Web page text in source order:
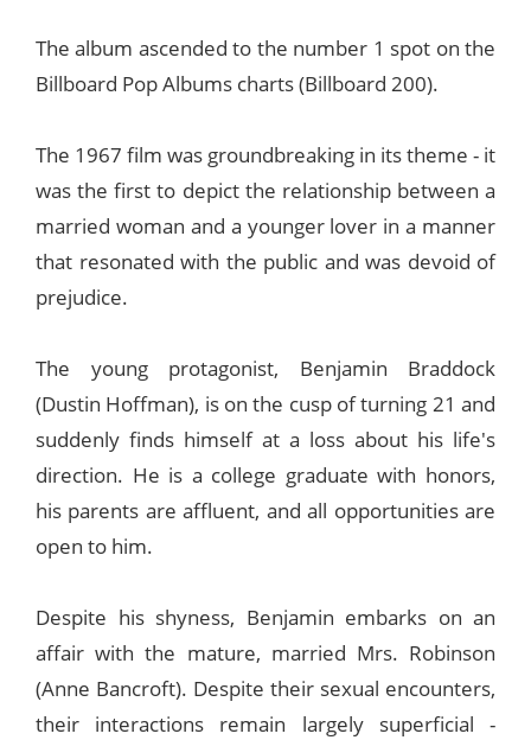
The album ascended to the number 1 spot on the
Billboard Pop Albums charts (Billboard 200).
The 1967 film was groundbreaking in its theme - it
was the first to depict the relationship between a
married woman and a younger lover in a manner
that resonated with the public and was devoid of
prejudice.
The young protagonist, Benjamin Braddock
(Dustin Hoffman), is on the cusp of turning 21 and
suddenly finds himself at a loss about his life's
direction. He is a college graduate with honors,
his parents are affluent, and all opportunities are
open to him.
Despite his shyness, Benjamin embarks on an
affair with the mature, married Mrs. Robinson
(Anne Bancroft). Despite their sexual encounters,
their interactions remain largely superficial -